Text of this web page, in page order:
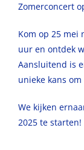
Zomerconcert
Kom op 25 mei
uur en ontdek
Aansluitend is
unieke kans
We kijken
2025 te starten!